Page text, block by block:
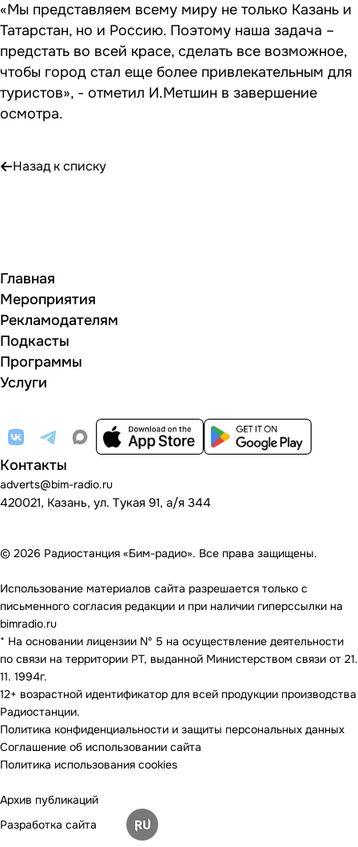
«Мы представляем всему миру не только Казань и
Татарстан, но и Россию. Поэтому наша задача –
предстать во всей красе, сделать все возможное,
чтобы город стал еще более привлекательным для
туристов», - отметил И.Метшин в завершение
осмотра.
Назад к списку
Главная
Мероприятия
Рекламодателям
Подкасты
Программы
Услуги
Контакты
adverts@bim-radio.ru
420021, Казань, ул. Тукая 91, а/я 344
© 2026 Радиостанция «Бим-радио». Все права защищены.
Использование материалов сайта разрешается только с
письменного согласия редакции и при наличии гиперссылки на
bimradio.ru
* На основании лицензии Nº 5 на осуществление деятельности
по связи на территории РТ, выданной Министерством связи от 21.
11. 1994г.
12+ возрастной идентификатор для всей продукции производства
Радиостанции.
Политика конфиденциальности и защиты персональных данных
Соглашение об использовании сайта
Политика использования cookies
Архив публикаций
Разработка сайта